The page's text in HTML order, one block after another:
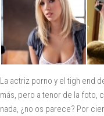
La actriz porno y el tigh end
más, pero a tenor de la foto,
nada, ¿no os parece? Por